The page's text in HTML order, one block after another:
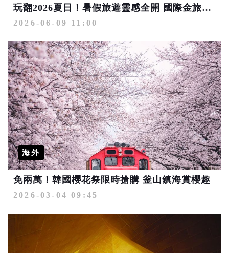
玩翻2026夏日！暑假旅遊靈感全開 國際金旅獎精選熱門玩法
2026-06-09 11:00
海外
免兩萬！韓國櫻花祭限時搶購 釜山鎮海賞櫻趣
2026-03-04 09:45